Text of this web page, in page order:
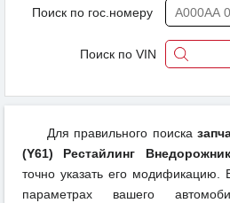
Поиск по гос.номеру
Поиск по VIN
Для правильного поиска
(Y61) Рестайлинг
точно указать его
параметрах вашего